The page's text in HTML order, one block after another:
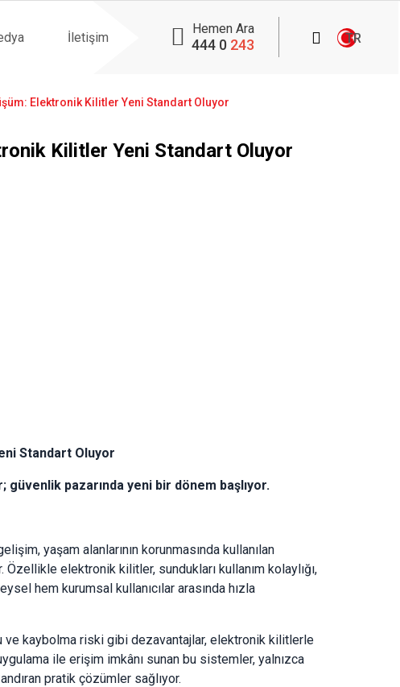
İletişim
Hemen Ara
444 0 243 TR
Elektronik Kilitler Yeni Standart Oluyor
Kilitler Yeni Standart Oluyor
Standart Oluyor
pazarında yeni bir dönem başlıyor.
yaşam alanlarının korunmasında kullanılan
elektronik kilitler, sundukları kullanım kolaylığı,
hem kurumsal kullanıcılar arasında hızla
ve kaybolma riski gibi dezavantajlar, elektronik kilitlerle
ile erişim imkânı sunan bu sistemler, yalnızca
pratik çözümler sağlıyor.